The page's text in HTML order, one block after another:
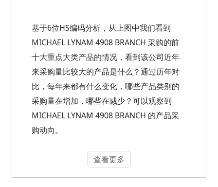
基于6位HS编码分析，从上图中我们看到
MICHAEL LYNAM 4908 BRANCH 采购的前
十大重点大类产品的情况，看到该公司近年
来采购量比较大的产品是什么？通过历年对
比，每年来都有什么变化，哪些产品类别的
采购量在增加，哪些在减少？可以观察到
MICHAEL LYNAM 4908 BRANCH 的产品采
购动向。
查看更多